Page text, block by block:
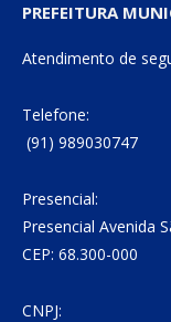
PREFEITURA
Atendimento de
Telefone:
(91) 989030747
Presencial:
Presencial Avenida
CEP: 68.300-000
CNPJ: